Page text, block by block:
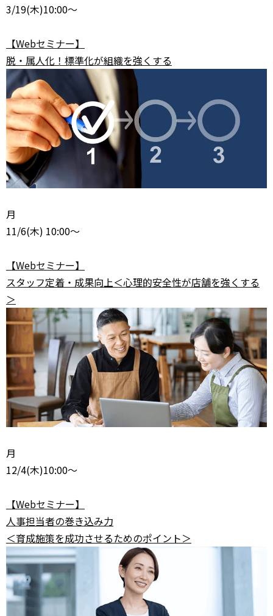
3/19(木)10:00～
【Webセミナー】
脱・属人化！標準化が組織を強くする
月
11/6(木) 10:00～
【Webセミナー】
スタッフ定着・成果向上＜心理的安全性が店舗を強くする
＞
月
12/4(木)10:00～
【Webセミナー】
人事担当者の巻き込み力
＜育成施策を成功させるためのポイント＞